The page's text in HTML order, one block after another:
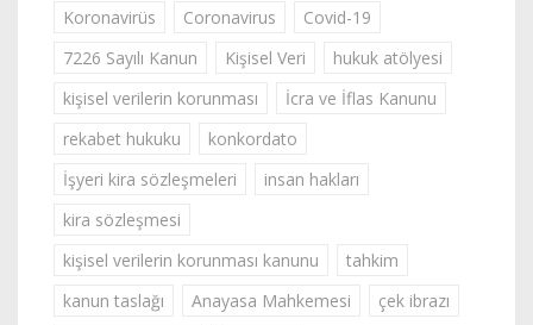
Koronavirüs Coronavirus
Covid-19
7226 Sayılı Kanun
Kişisel Veri
hukuk atölyesi
kişisel verilerin korunması
İcra ve İflas Kanunu
rekabet hukuku
konkordato
İşyeri kira sözleşmeleri
insan hakları
kira sözleşmesi
kişisel verilerin korunması kanunu
tahkim
kanun taslağı
Anayasa Mahkemesi
çek ibrazı